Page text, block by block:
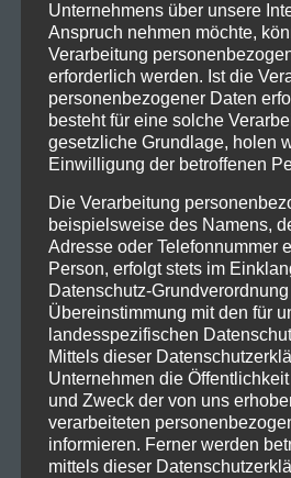
Weltklasse-Drummers.Paice
touren regelmäßig durch
breites Publikum – von alten
neuen Generationen. Ihre
Liebhaber klassischer
dafür, dass der Spirit von Deep
Tickets gibt es unter :
https://www.eventim.de/artist/
feat-purpendicular-3592644/
Links :
https://www.facebook.com/
locale=de_DE
Tags: Airport Obertraubling
Unternehmens über unsere
Anspruch nehmen möchte,
Verarbeitung
erforderlich werden. Ist die
personenbezogener Daten
besteht für eine solche
gesetzliche Grundlage, holen
Einwilligung der betroffenen
Die Verarbeitung
beispielsweise des Namens,
Adresse oder Telefonnummer
Person, erfolgt stets im
Datenschutz-
Übereinstimmung mit den für
landesspezifischen
Mittels dieser
Unternehmen die
und Zweck der von uns
verarbeiteten
informieren. Ferner werden
mittels dieser